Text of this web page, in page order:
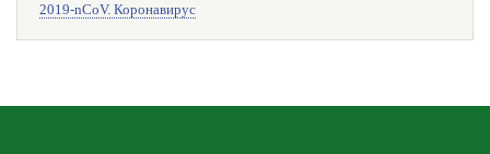
2019-nCoV. Коронавирус